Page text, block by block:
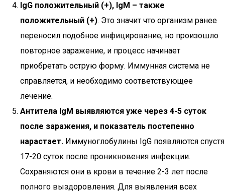
IgG положительный (+), IgM – также
положительный (+). Это значит что организм ранее
переносил подобное инфицирование, но произошло
повторное заражение, и процесс начинает
приобретать острую форму. Иммунная система не
справляется, и необходимо соответствующее
лечение.
Антитела IgM выявляются уже через 4-5 суток
после заражения, и показатель постепенно
нарастает. Иммуноглобулины IgG появляются спустя
17-20 суток после проникновения инфекции.
Сохраняются они в крови в течение 2-3 лет после
полного выздоровления. Для выявления всех